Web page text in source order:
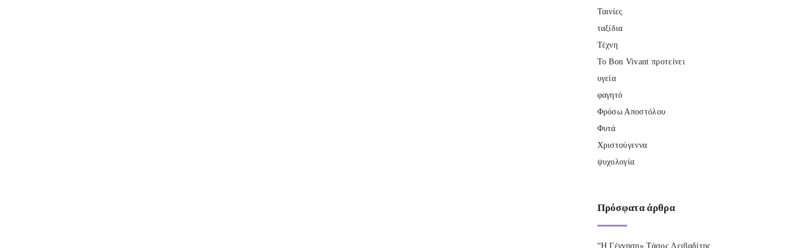
Ταινίες
ταξίδια
Τέχνη
Το Bon Vivant προτείνει
υγεία
φαγητό
Φρόσω Αποστόλου
Φυτά
Χριστούγεννα
ψυχολογία
Πρόσφατα άρθρα
“Η Γέννηση» Τάσος Λειβαδίτης